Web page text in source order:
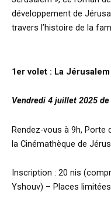
développement de
travers l’histoire de la
1er volet : La
Vendredi 4 juillet 2025
Rendez-vous à 9h, Porte
la Cinémathèque de
Inscription : 20 nis
Yshouv) – Places